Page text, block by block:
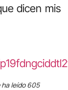
dicen mis
leído 605